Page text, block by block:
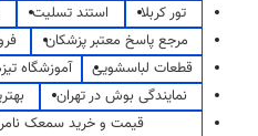
تور کربلا
استند تسلیت
مرجع پاسخ معتبر پزشکان
قطعات لباسشویی
آموزشگاه
نمایندگی بوش در تهران
قیمت و خرید سمعک